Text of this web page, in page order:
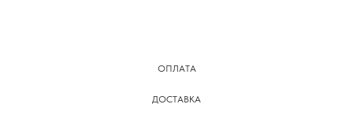
ОПЛАТА
ДОСТАВКА